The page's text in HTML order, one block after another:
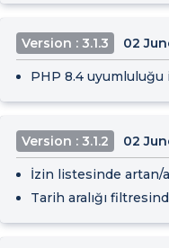
Version : 3.1.3 02
PHP 8.4 uyumluluğu
Version : 3.1.2 02
İzin listesinde artan/
Tarih aralığı